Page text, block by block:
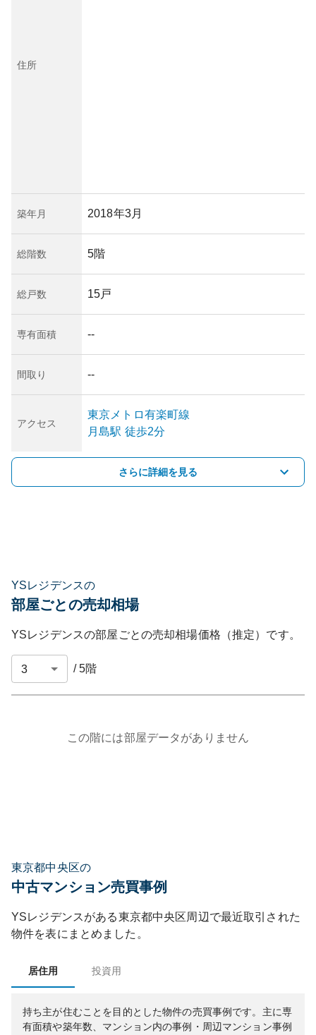
住所
築年月 2018年3月
総階数 5階
総戸数 15戸
専有面積 --
間取り --
アクセス
東京メトロ有楽町線
月島駅 徒歩2分
さらに詳細を見る
YSレジデンスの
部屋ごとの売却相場
YSレジデンスの部屋ごとの売却相場価格（推定）です。
/5階
この階には部屋データがありません
東京都中央区の
中古マンション売買事例
YSレジデンスがある東京都中央区周辺で最近取引された
物件を表にまとめました。
居住用 投資用
持ち主が住むことを目的とした物件の売買事例です。 主に専
有面積や築年数、マンション内の事例・周辺マンション事例